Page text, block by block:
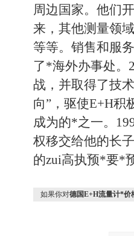
周边国家。他们
来，其他测量领
等等。销售和服
了*海外办事处。
战，并取得了技
向”，驱使E+H积
成为的*之一。
权移交给他的长
的zui高执预*要*
如果你对德国E+H流量计*价